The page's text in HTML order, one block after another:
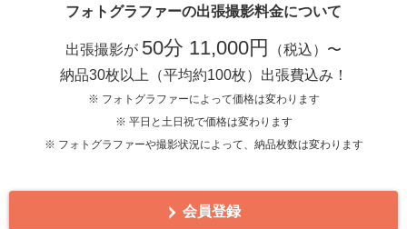
フォトグラファーの出張撮影料金について
出張撮影が 50分 11,000円
（税込）〜
納品30枚以上（平均約100枚）出張費込み！
※ フォトグラファーによって価格は変わります
※ 平日と土日祝で価格は変わります
※ フォトグラファーや撮影状況によって、納品枚数は変わります
会員登録